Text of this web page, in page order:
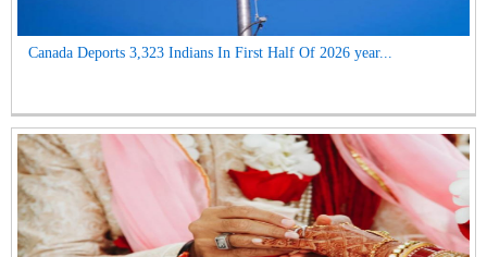
Canada Deports 3,323 Indians In First Half Of 2026 year...